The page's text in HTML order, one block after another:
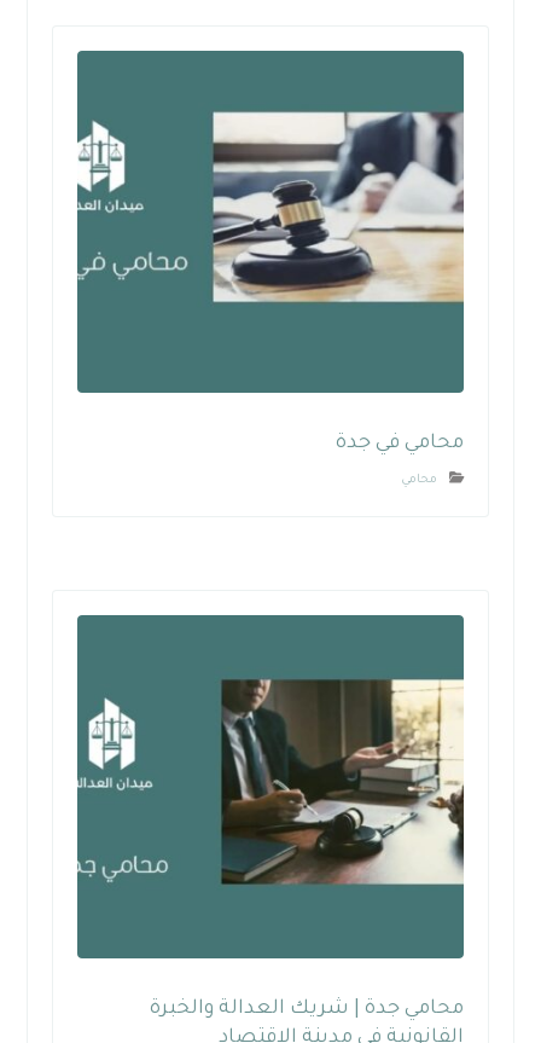
محامي في جدة
محامي
محامي جدة | شريك العدالة والخبرة
القانونية في مدينة الاقتصاد